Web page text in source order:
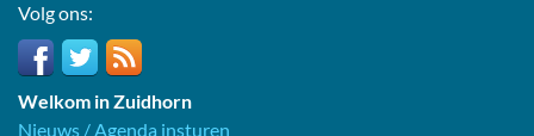
Volg ons:
Welkom in Zuidhorn
Nieuws / Agenda insturen